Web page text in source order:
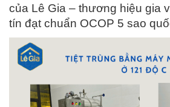
của Lê Gia – thương hiệu gia
tín đạt chuẩn OCOP 5 sao